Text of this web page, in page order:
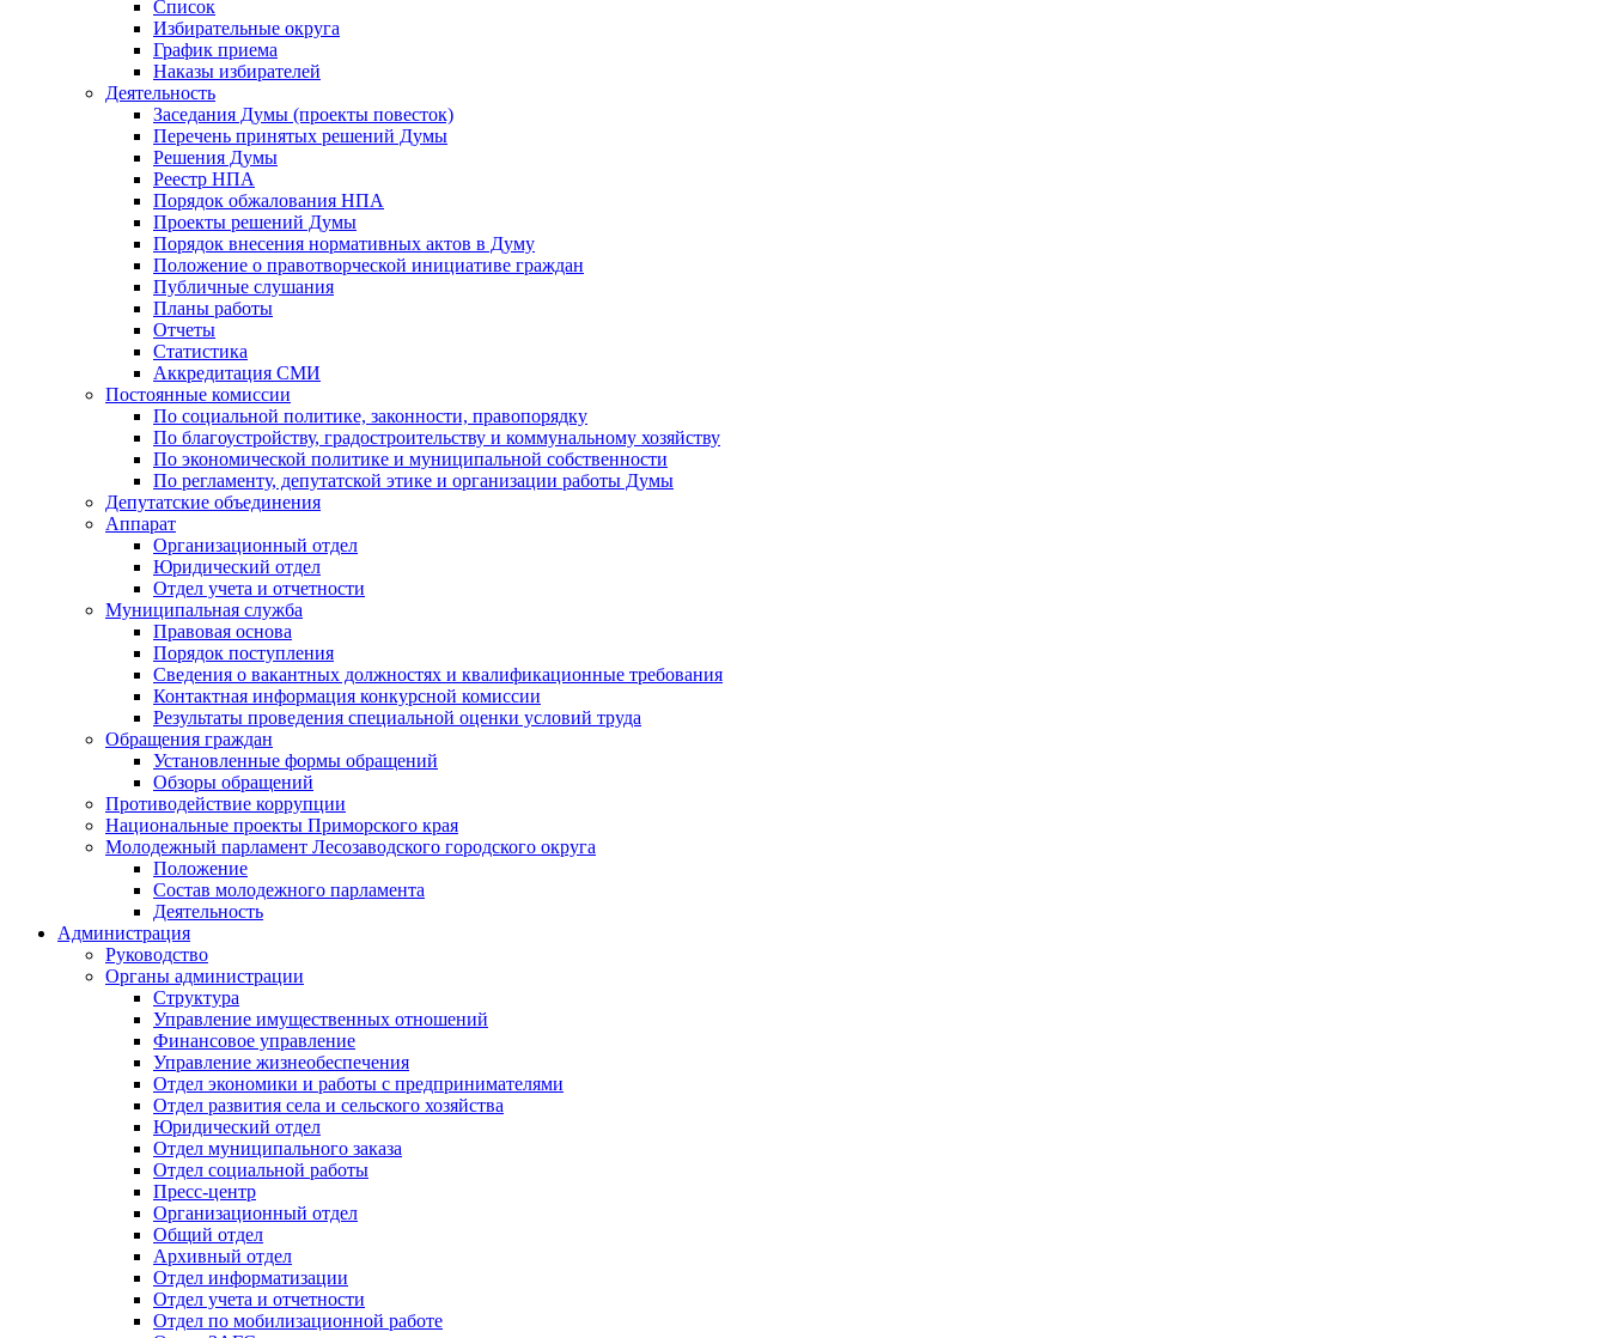
Список
Избирательные округа
График приема
Наказы избирателей
Деятельность
Заседания Думы (проекты повесток)
Перечень принятых решений Думы
Решения Думы
Реестр НПА
Порядок обжалования НПА
Проекты решений Думы
Порядок внесения нормативных актов в Думу
Положение о правотворческой инициативе граждан
Публичные слушания
Планы работы
Отчеты
Статистика
Аккредитация СМИ
Постоянные комиссии
По социальной политике, законности, правопорядку
По благоустройству, градостроительству и коммунальному хозяйству
По экономической политике и муниципальной собственности
По регламенту, депутатской этике и организации работы Думы
Депутатские объединения
Аппарат
Организационный отдел
Юридический отдел
Отдел учета и отчетности
Муниципальная служба
Правовая основа
Порядок поступления
Сведения о вакантных должностях и квалификационные требования
Контактная информация конкурсной комиссии
Результаты проведения специальной оценки условий труда
Обращения граждан
Установленные формы обращений
Обзоры обращений
Противодействие коррупции
Национальные проекты Приморского края
Молодежный парламент Лесозаводского городского округа
Положение
Состав молодежного парламента
Деятельность
Администрация
Руководство
Органы администрации
Структура
Управление имущественных отношений
Финансовое управление
Управление жизнеобеспечения
Отдел экономики и работы с предпринимателями
Отдел развития села и сельского хозяйства
Юридический отдел
Отдел муниципального заказа
Отдел социальной работы
Пресс-центр
Организационный отдел
Общий отдел
Архивный отдел
Отдел информатизации
Отдел учета и отчетности
Отдел по мобилизационной работе